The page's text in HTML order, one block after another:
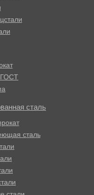
ГОСТ
сталь
сталь